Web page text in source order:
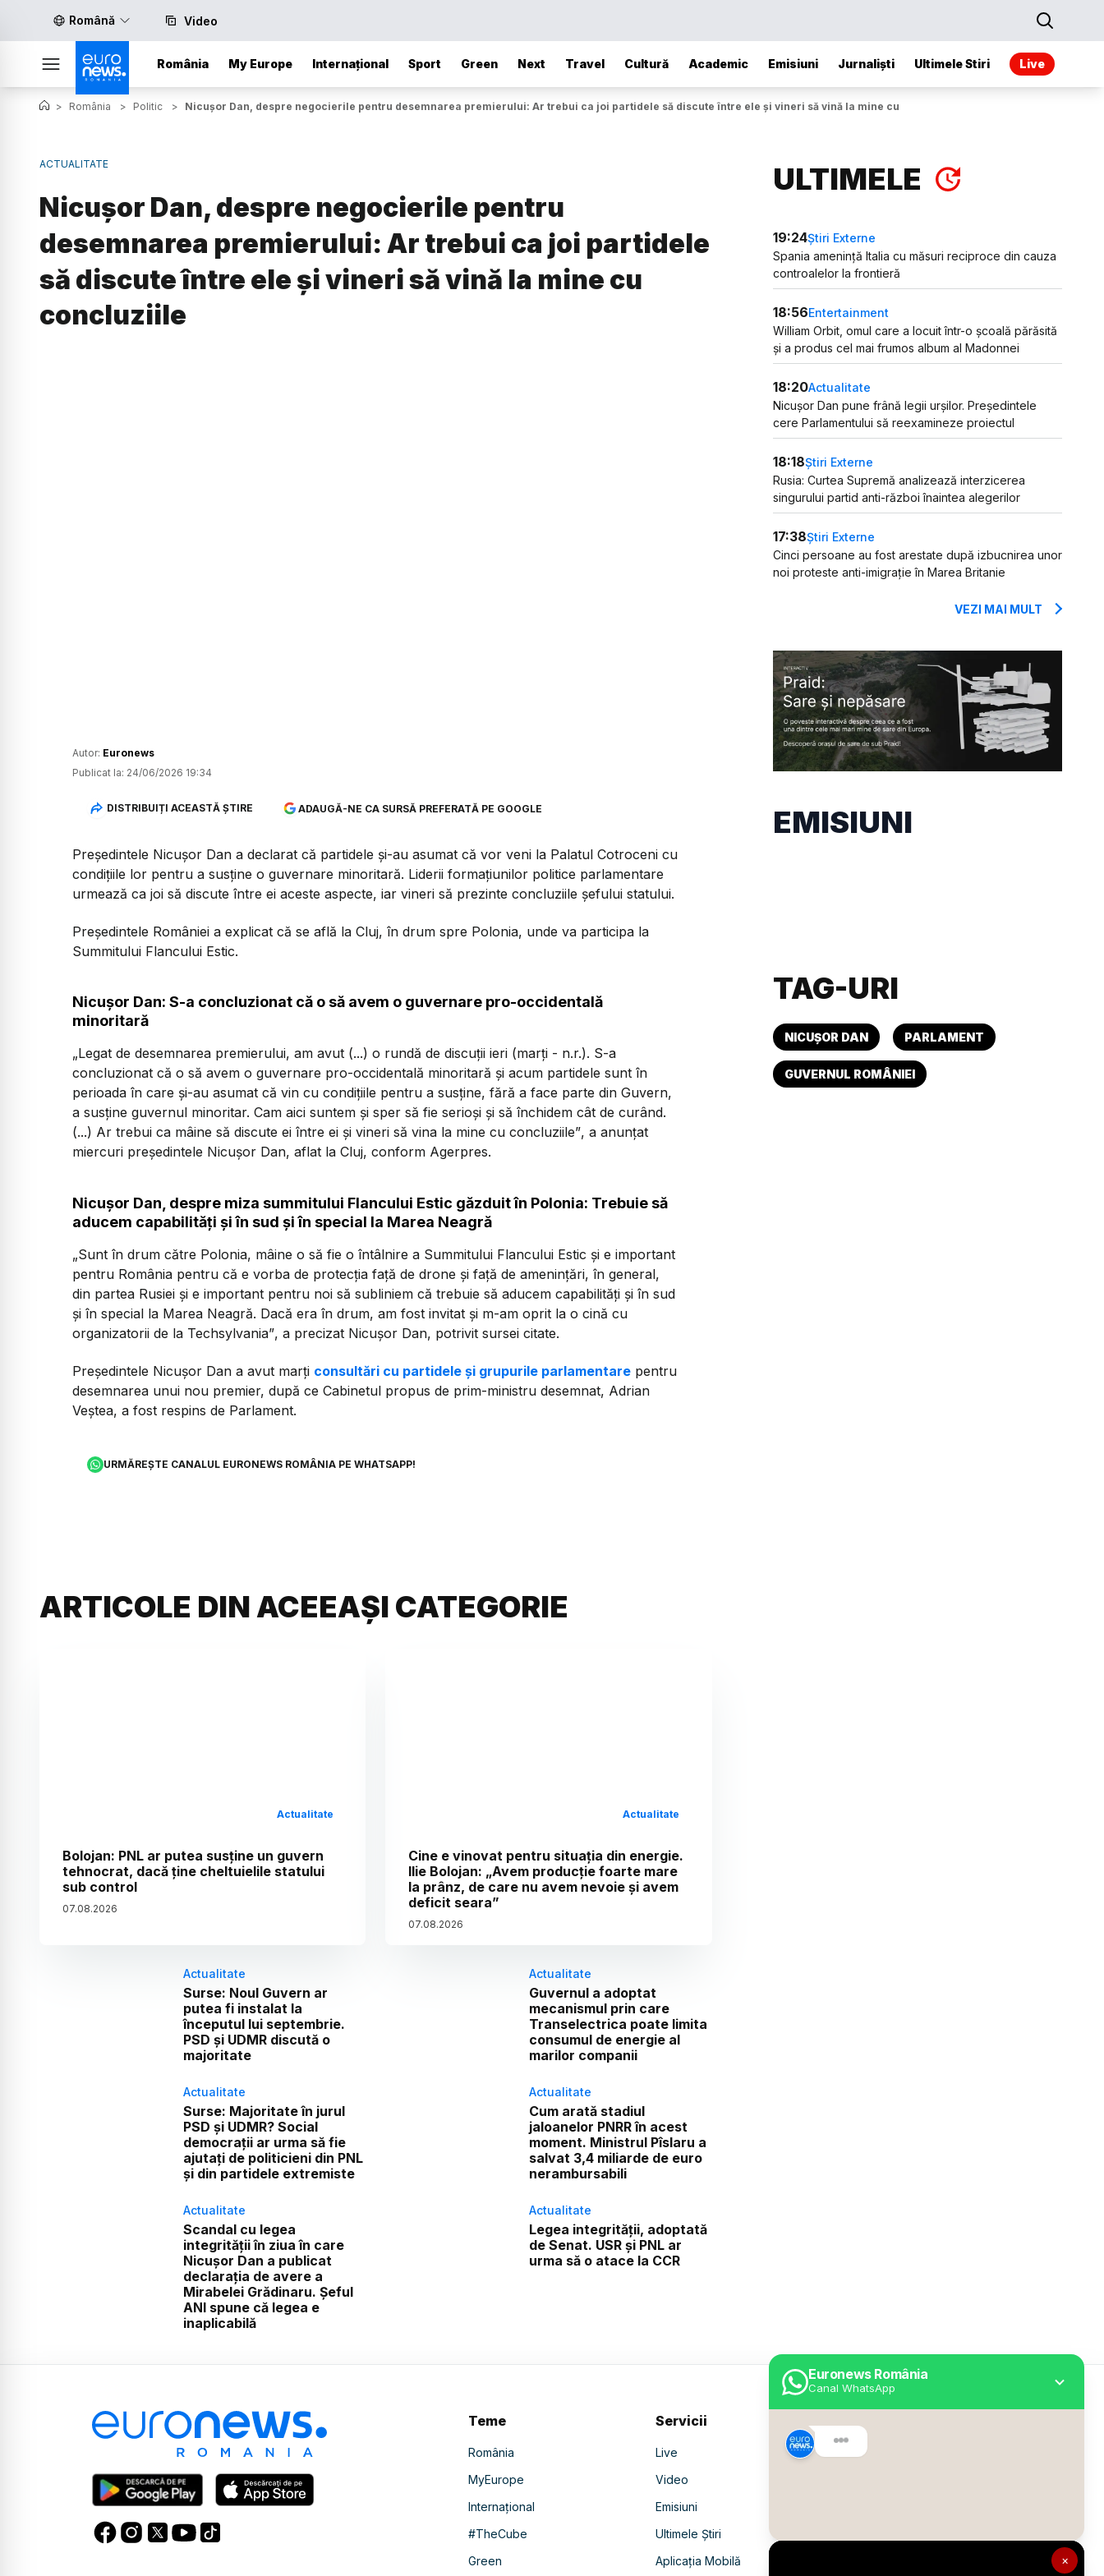
Română Video
România My Europe Internațional Sport Green Next Travel Cultură Academic Emisiuni Jurnaliști Ultimele Stiri Live
×
Euronews România
Canal WhatsApp
> România > Politic > Nicușor Dan, despre negocierile pentru desemnarea premierului: Ar trebui ca joi partidele să discute între ele și vineri să vină la mine cu concluziile
ACTUALITATE
Nicușor Dan, despre negocierile pentru
desemnarea premierului: Ar trebui ca joi partidele
să discute între ele și vineri să vină la mine cu
concluziile
Autor: Euronews
Publicat la: 24/06/2026 19:34
DISTRIBUIȚI ACEASTĂ ȘTIRE ADAUGĂ-NE CA SURSĂ PREFERATĂ PE GOOGLE
Președintele Nicușor Dan a declarat că partidele și-au asumat că vor veni la Palatul Cotroceni cu
condițiile lor pentru a susține o guvernare minoritară. Liderii formațiunilor politice parlamentare
urmează ca joi să discute între ei aceste aspecte, iar vineri să prezinte concluziile șefului statului.
Președintele României a explicat că se află la Cluj, în drum spre Polonia, unde va participa la
Summitului Flancului Estic.
Nicușor Dan: S-a concluzionat că o să avem o guvernare pro-occidentală
minoritară
„Legat de desemnarea premierului, am avut (...) o rundă de discuții ieri (marți - n.r.). S-a
concluzionat că o să avem o guvernare pro-occidentală minoritară și acum partidele sunt în
perioada în care și-au asumat că vin cu condițiile pentru a susține, fără a face parte din Guvern,
a susține guvernul minoritar. Cam aici suntem și sper să fie serioși și să închidem cât de curând.
(...) Ar trebui ca mâine să discute ei între ei și vineri să vina la mine cu concluziile”, a anunțat
miercuri președintele Nicușor Dan, aflat la Cluj, conform Agerpres.
Nicușor Dan, despre miza summitului Flancului Estic găzduit în Polonia: Trebuie să
aducem capabilități și în sud și în special la Marea Neagră
„Sunt în drum către Polonia, mâine o să fie o întâlnire a Summitului Flancului Estic și e important
pentru România pentru că e vorba de protecția față de drone și față de amenințări, în general,
din partea Rusiei și e important pentru noi să subliniem că trebuie să aducem capabilități și în sud
și în special la Marea Neagră. Dacă era în drum, am fost invitat și m-am oprit la o cină cu
organizatorii de la Techsylvania”, a precizat Nicușor Dan, potrivit sursei citate.
Președintele Nicușor Dan a avut marți consultări cu partidele și grupurile parlamentare pentru
desemnarea unui nou premier, după ce Cabinetul propus de prim-ministru desemnat, Adrian
Veștea, a fost respins de Parlament.
URMĂREȘTE CANALUL EURONEWS ROMÂNIA PE WHATSAPP!
ARTICOLE DIN ACEEAȘI CATEGORIE
Actualitate
Bolojan: PNL ar putea susține un guvern
tehnocrat, dacă ține cheltuielile statului
sub control
07.08.2026
Actualitate
Cine e vinovat pentru situația din energie.
Ilie Bolojan: „Avem producție foarte mare
la prânz, de care nu avem nevoie și avem
deficit seara”
07.08.2026
Actualitate
Surse: Noul Guvern ar
putea fi instalat la
începutul lui septembrie.
PSD și UDMR discută o
majoritate
Actualitate
Guvernul a adoptat
mecanismul prin care
Transelectrica poate limita
consumul de energie al
marilor companii
Actualitate
Surse: Majoritate în jurul
PSD și UDMR? Social
democrații ar urma să fie
ajutați de politicieni din PNL
și din partidele extremiste
Actualitate
Cum arată stadiul
jaloanelor PNRR în acest
moment. Ministrul Pîslaru a
salvat 3,4 miliarde de euro
nerambursabili
Actualitate
Scandal cu legea
integrității în ziua în care
Nicușor Dan a publicat
declarația de avere a
Mirabelei Grădinaru. Șeful
ANI spune că legea e
inaplicabilă
Actualitate
Legea integrității, adoptată
de Senat. USR și PNL ar
urma să o atace la CCR
ULTIMELE
19:24Știri Externe
Spania amenință Italia cu măsuri reciproce din cauza
controalelor la frontieră
18:56Entertainment
William Orbit, omul care a locuit într-o școală părăsită
și a produs cel mai frumos album al Madonnei
18:20Actualitate
Nicușor Dan pune frână legii urșilor. Președintele
cere Parlamentului să reexamineze proiectul
18:18Știri Externe
Rusia: Curtea Supremă analizează interzicerea
singurului partid anti-război înaintea alegerilor
17:38Știri Externe
Cinci persoane au fost arestate după izbucnirea unor
noi proteste anti-imigrație în Marea Britanie
VEZI MAI MULT
EMISIUNI
TAG-URI
NICUȘOR DAN PARLAMENT
GUVERNUL ROMÂNIEI
Teme
România
MyEurope
Internațional
#TheCube
Green
Servicii
Live
Video
Emisiuni
Ultimele Știri
Aplicația Mobilă
Despre Euronews